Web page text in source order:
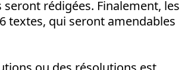
rédigées. Finalement, les
textes, qui seront amendables